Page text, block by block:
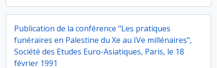
Publication de la conférence "Les pratiques
funéraires en Palestine du Xe au IVe millénaires",
Société des Etudes Euro-Asiatiques, Paris, le 18
février 1991